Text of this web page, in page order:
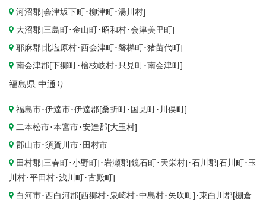
河沼郡[会津坂下町 ･柳津町 ･湯川村]
大沼郡[三島町 ･金山町 ･ 昭和村･会津美里町 ]
耶麻郡[北塩原村･西会津町 ･磐梯町 ･猪苗代町 ]
南会津郡[下郷町 ･檜枝岐村･ 只見町 ･南会津町 ]
福島県 中通り
福島市･伊達市･伊達郡[桑折町 ･ 国見町 ･ 川俣町 ]
二本松市･本宮市･安達郡[大玉村]
郡山市･須賀川市･ 田村市
田村郡[三春町 ･小野町 ]･岩瀬郡[鏡石町 ･ 天栄村]･石川郡[石川町 ･ 玉
川村･平田村･浅川町 ･古殿町 ]
白河市･西白河郡[西郷村･ 泉崎村･中島村･ 矢吹町 ]･東白川郡[棚倉